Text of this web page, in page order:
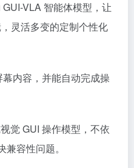
VLA 智能体模型，让
灵活多变的定制个性化
内容，并能自动完成操
觉 GUI 操作模型，不依
容性问题。